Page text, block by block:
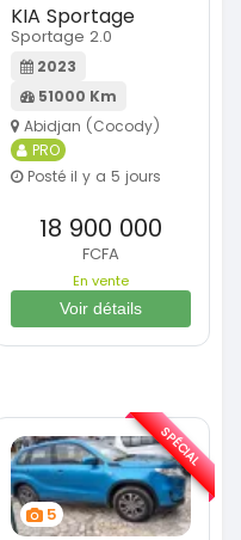
KIA Sportage
Sportage 2.0
2023
51000 Km
Abidjan (Cocody)
PRO
Posté il y a 5 jours
18 900 000
FCFA
En vente
Voir détails
5
SPÉCIAL